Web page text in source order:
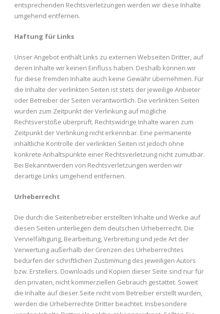
entsprechenden Rechtsverletzungen werden wir diese Inhalte
umgehend entfernen.
Haftung für Links
Unser Angebot enthält Links zu externen Webseiten Dritter, auf
deren Inhalte wir keinen Einfluss haben. Deshalb können wir
für diese fremden Inhalte auch keine Gewähr übernehmen. Für
die Inhalte der verlinkten Seiten ist stets der jeweilige Anbieter
oder Betreiber der Seiten verantwortlich. Die verlinkten Seiten
wurden zum Zeitpunkt der Verlinkung auf mögliche
Rechtsverstöße überprüft. Rechtswidrige Inhalte waren zum
Zeitpunkt der Verlinkung nicht erkennbar. Eine permanente
inhaltliche Kontrolle der verlinkten Seiten ist jedoch ohne
konkrete Anhaltspunkte einer Rechtsverletzung nicht zumutbar.
Bei Bekanntwerden von Rechtsverletzungen werden wir
derartige Links umgehend entfernen.
Urheberrecht
Die durch die Seitenbetreiber erstellten Inhalte und Werke auf
diesen Seiten unterliegen dem deutschen Urheberrecht. Die
Vervielfältigung, Bearbeitung, Verbreitung und jede Art der
Verwertung außerhalb der Grenzen des Urheberrechtes
bedürfen der schriftlichen Zustimmung des jeweiligen Autors
bzw. Erstellers. Downloads und Kopien dieser Seite sind nur für
den privaten, nicht kommerziellen Gebrauch gestattet. Soweit
die Inhalte auf dieser Seite nicht vom Betreiber erstellt wurden,
werden die Urheberrechte Dritter beachtet. Insbesondere